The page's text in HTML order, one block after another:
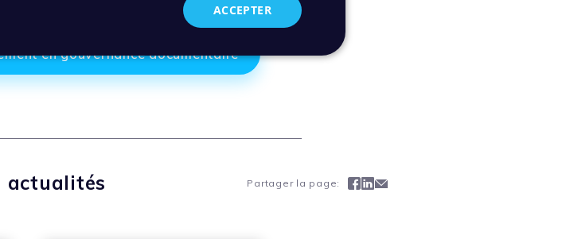
en gouvernance documentaire
Partager la page: Facebook
Linkedin
Mail
actualités
ACCEPTER